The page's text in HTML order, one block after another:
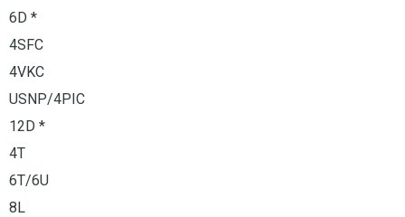
6D *
4SFC
4VKC
USNP/4PIC
12D *
4T
6T/6U
8L